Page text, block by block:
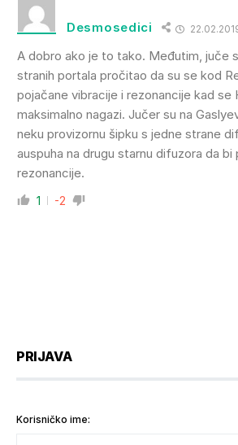
Desmosedici
A dobro ako je to tako. Međutim, juče
stranih portala pročitao da su se kod
pojačane vibracije i rezonancije kad se
maksimalno nagazi. Jučer su na
neku provizornu šipku s jedne strane
auspuha na drugu starnu difuzora da
rezonancije.
1 -2
PRIJAVA
Korisničko ime: